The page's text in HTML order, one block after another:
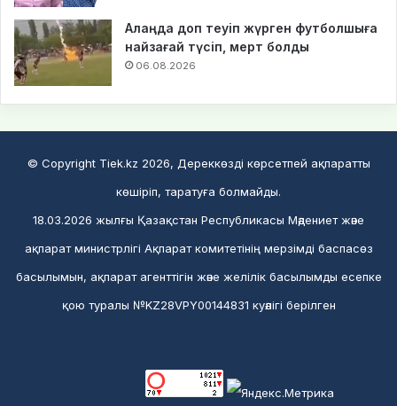
Алаңда доп теуіп жүрген футболшыға
найзағай түсіп, мерт болды
06.08.2026
© Copyright Tiek.kz 2026, Дереккөзді көрсетпей ақпаратты
көшіріп, таратуға болмайды.
18.03.2026 жылғы Қазақстан Республикасы Мәдениет және
ақпарат министрлігі Ақпарат комитетінің мерзімді баспасөз
басылымын, ақпарат агенттігін және желілік басылымды есепке
қою туралы №KZ28VPY00144831 куәлігі берілген